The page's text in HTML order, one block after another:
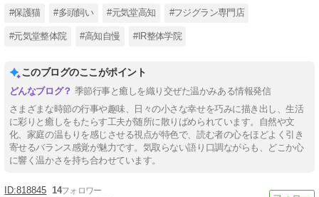
#保護猫 #多頭飼い #元気堂高知 #フジグラン専門店
#元気堂整体院 #高知自慢 #IR整体学院
このブログのここがポイント
季節行事と癒しを織り交ぜた温かみある情報発信
さまざまな時節の行事や趣味、日々の小さな幸せを巧みに描き出し、生活
に彩りと癒しをもたらす工夫が随所に散りばめられています。自然や文
化、家庭の温もりを感じさせる視点が特色で、読む者の心をほどよく引き
寄せるバランス感覚が魅力です。気取らない語り口調ながらも、どこか心
に響く温かさを持ち合わせています。
818845 14